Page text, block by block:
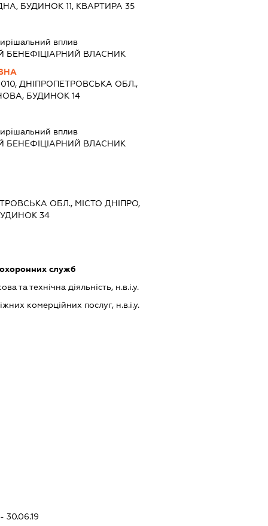
БУДИНОК 11, КВАРТИРА 35
вплив
БЕНЕФІЦІАРНИЙ ВЛАСНИК
ДНІПРОПЕТРОВСЬКА ОБЛ.,
БУДИНОК 14
вплив
БЕНЕФІЦІАРНИЙ ВЛАСНИК
ОБЛ., МІСТО ДНІПРО,
34
охоронних служб
та технічна діяльність, н.в.і.у.
комерційних послуг, н.в.і.у.
30.06.19